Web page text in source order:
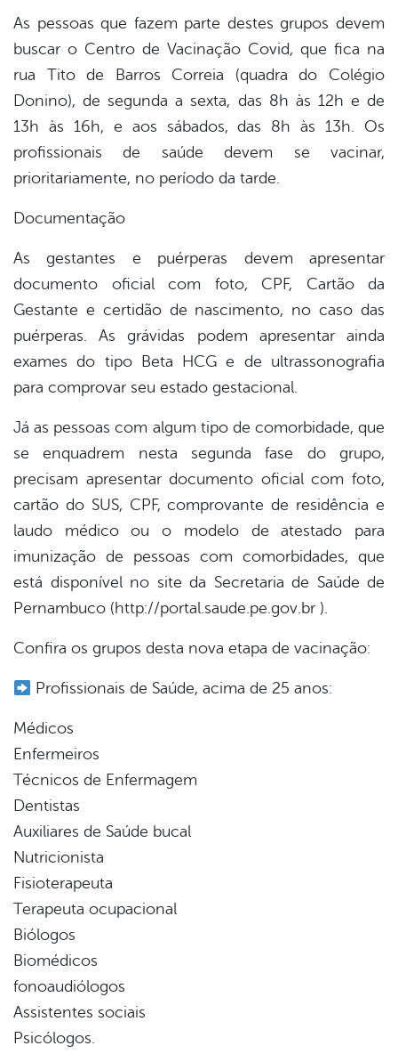
As pessoas que fazem parte destes grupos devem
buscar o Centro de Vacinação Covid, que fica na
rua Tito de Barros Correia (quadra do Colégio
Donino), de segunda a sexta, das 8h às 12h e de
13h às 16h, e aos sábados, das 8h às 13h. Os
profissionais de saúde devem se vacinar,
prioritariamente, no período da tarde.
Documentação
As gestantes e puérperas devem apresentar
documento oficial com foto, CPF, Cartão da
Gestante e certidão de nascimento, no caso das
puérperas. As grávidas podem apresentar ainda
exames do tipo Beta HCG e de ultrassonografia
para comprovar seu estado gestacional.
Já as pessoas com algum tipo de comorbidade, que
se enquadrem nesta segunda fase do grupo,
precisam apresentar documento oficial com foto,
cartão do SUS, CPF, comprovante de residência e
laudo médico ou o modelo de atestado para
imunização de pessoas com comorbidades, que
está disponível no site da Secretaria de Saúde de
Pernambuco (http://portal.saude.pe.gov.br ).
Confira os grupos desta nova etapa de vacinação:
Profissionais de Saúde, acima de 25 anos:
Médicos
Enfermeiros
Técnicos de Enfermagem
Dentistas
Auxiliares de Saúde bucal
Nutricionista
Fisioterapeuta
Terapeuta ocupacional
Biólogos
Biomédicos
fonoaudiólogos
Assistentes sociais
Psicólogos.